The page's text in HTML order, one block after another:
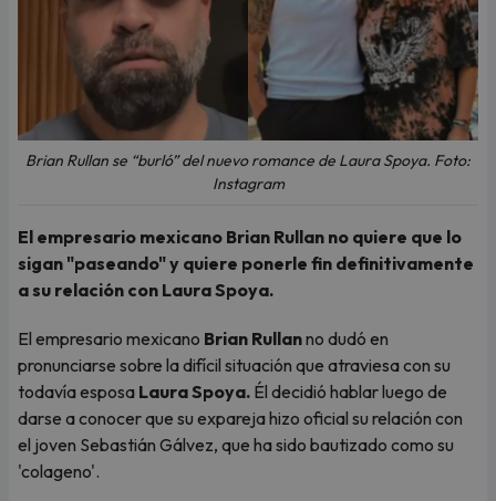
Brian Rullan se “burló” del nuevo romance de Laura Spoya. Foto:
Instagram
El empresario mexicano Brian Rullan no quiere que lo
sigan "paseando" y quiere ponerle fin definitivamente
a su relación con Laura Spoya.
El empresario mexicano Brian Rullanno dudó en
pronunciarse sobre la difícil situación que atraviesa con su
todavía esposa Laura Spoya. Él decidió hablar luego de
darse a conocer que su expareja hizo oficial su relación con
el joven Sebastián Gálvez, que ha sido bautizado como su
'colageno'.